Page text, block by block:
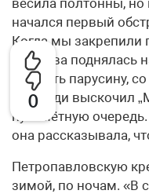
0
начался первый
Когда мы закрепили
Фирсова поднялась
сшивать парусину,
площади выскочил
пулемётную
она рассказывала,
Петропавловскую
зимой, по ночам. «В